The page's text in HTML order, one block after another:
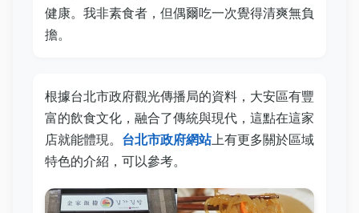
健康。我非素食者，但偶爾吃一次覺得清爽無負
擔。
根據台北市政府觀光傳播局的資料，大安區有豐
富的飲食文化，融合了傳統與現代，這點在這家
店就能體現。 台北市政府網站上有更多關於區域
特色的介紹，可以參考。